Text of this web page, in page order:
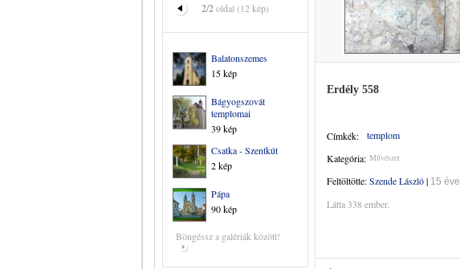
2/2oldal (12 kép)
Balatonszemes
15 kép
Bágyogszovát
templomai
39 kép
Csatka - Szentkút
2 kép
Pápa
90 kép
Böngéssz a galériák között!
Erdély 558
Címkék:
templom
Kategória: Művészet
Feltöltötte:Szende László| 15 éve
Látta 338 ember.